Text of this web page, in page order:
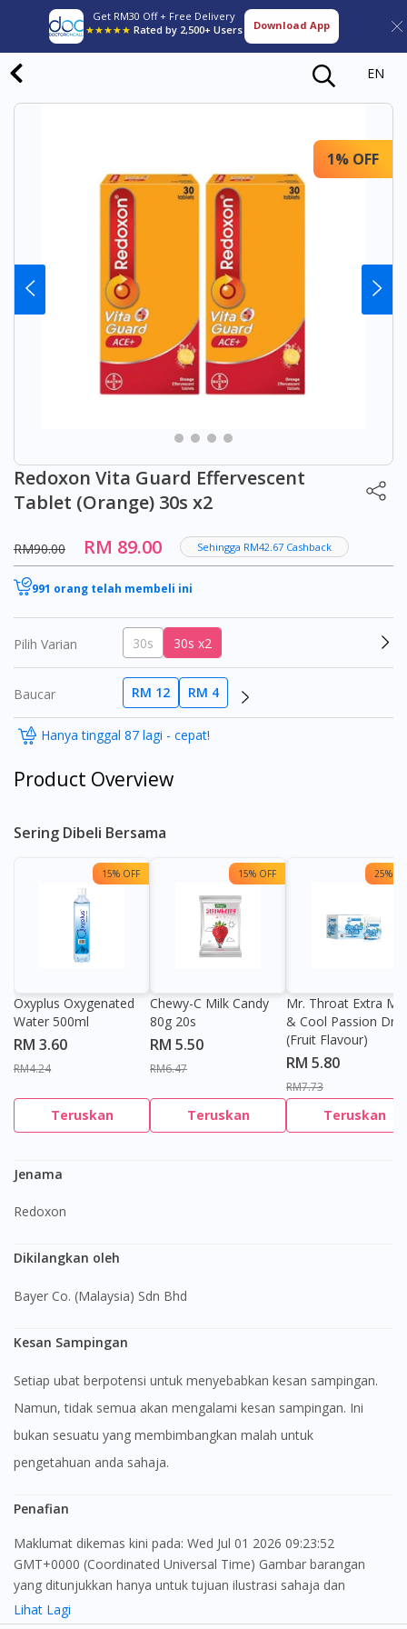
Get RM30 Off + Free Delivery
★★★★★ Rated by 2,500+ Users Download App
EN
1% OFF
Redoxon Vita Guard Effervescent
Tablet (Orange) 30s x2
RM90.00 RM 89.00 Sehingga RM42.67 Cashback
991 orang telah membeli ini
Pilih Varian 30s 30s x2
Baucar RM 12 RM 4
Hanya tinggal 87 lagi - cepat!
Product Overview
Sering Dibeli Bersama
15% OFF
Oxyplus Oxygenated
Water 500ml
RM 3.60
RM4.24
Teruskan
15% OFF
Chewy-C Milk Candy
80g 20s
RM 5.50
RM6.47
Teruskan
25%
Mr. Throat Extra
& Cool Passion
(Fruit Flavour)
RM 5.80
RM7.73
Teruskan
Jenama
Redoxon
Dikilangkan oleh
Bayer Co. (Malaysia) Sdn Bhd
Kesan Sampingan
Setiap ubat berpotensi untuk menyebabkan kesan sampingan.
Namun, tidak semua akan mengalami kesan sampingan. Ini
bukan sesuatu yang membimbangkan malah untuk
pengetahuan anda sahaja.
Penafian
Maklumat dikemas kini pada: Wed Jul 01 2026 09:23:52
GMT+0000 (Coordinated Universal Time) Gambar barangan
yang ditunjukkan hanya untuk tujuan ilustrasi sahaja dan
mungkin tidak seperti produk yang sebenar
Lihat Lagi